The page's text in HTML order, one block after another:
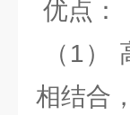
优点：
（1）
相结合